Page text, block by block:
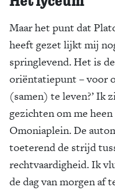
Maar het punt dat
heeft gezet lijkt mij
springlevend. Het is
oriëntatiepunt – voor
(samen) te leven?’ Ik
gezichten om me
Omoniaplein. De
toeterend de strijd
rechtvaardigheid. Ik
de dag van morgen af